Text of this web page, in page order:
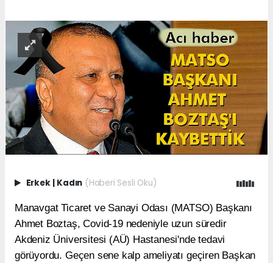
Erkek Kadın (Haberi Sesli Oku)
Manavgat Ticaret ve Sanayi Odası (MATSO) Başkanı
Ahmet Boztaş, Covid-19 nedeniyle uzun süredir
Akdeniz Üniversitesi (AÜ) Hastanesi'nde tedavi
görüyordu. Geçen sene kalp ameliyatı geçiren Başkan